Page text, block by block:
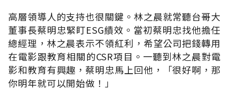
高層領導人的支持也很關鍵。林之晨就常聽台哥大
董事長蔡明忠緊盯ESG績效。當初蔡明忠找他擔任
總經理，林之晨表示不領紅利，希望公司把錢轉用
在電影跟教育相關的CSR項目。一聽到林之晨對電
影和教育有興趣，蔡明忠馬上回他，「很好啊，那
你明年就可以開始做！」